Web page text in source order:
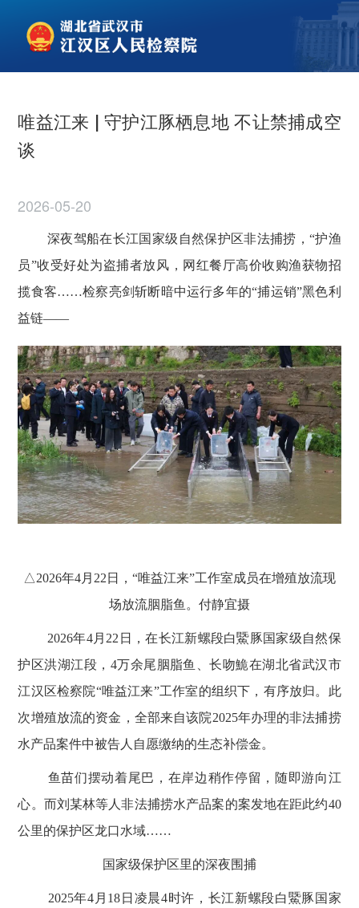
唯益江来 | 守护江豚栖息地 不让禁捕成空
谈
2026-05-20
深夜驾船在长江国家级自然保护区非法捕捞， “护渔
员”收受好处为盗捕者放风，网红餐厅高价收购渔获物招
揽食客……检察亮剑斩断暗中运行多年的“捕运销”黑色利
益链——
△2026年4月 22 日，“唯益江来”工作室成员在增殖放流现
场放流胭脂鱼。付静宜摄
2026年4月 22 日，在长江新螺段白鱀豚国家级自然保
护区洪湖江段， 4万余尾胭脂鱼、长吻鮠在湖北省武汉市
江汉区检察院“唯益江来”工作室的组织下，有序放归。此
次增殖放流的资金，全部来自该院2025年办理的非法捕捞
水产品案件中被告人自愿缴纳的生态补偿金。
鱼苗们摆动着尾巴，在岸边稍作停留，随即游向江
心。而刘某林等人非法捕捞水产品案的案发地在距此约40
公里的保护区龙口水域……
国家级保护区里的深夜围捕
2025年4 月 18 日凌晨4时许，长江新螺段白鱀豚国家